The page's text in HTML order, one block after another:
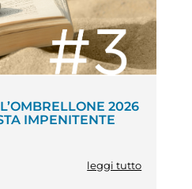
2026
IMPENITENTE
leggi tutto